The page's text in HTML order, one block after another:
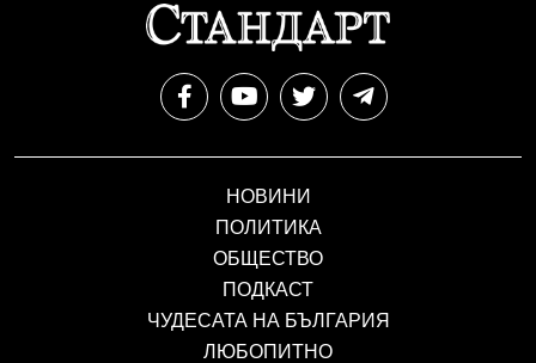
НОВИНИ
ПОЛИТИКА
ОБЩЕСТВО
ПОДКАСТ
ЧУДЕСАТА НА БЪЛГАРИЯ
ЛЮБОПИТНО